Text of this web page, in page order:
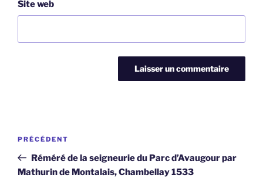
Site web
Navigation
l’article
Article
précédent
PRÉCÉDENT
Réméré de la seigneurie du Parc d’Avaugour par
Mathurin de Montalais, Chambellay 1533